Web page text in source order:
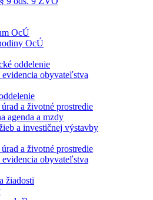
OcÚ
OcÚ
oddelenie
obyvateľstva
a životné prostredie
agenda a mzdy
a investičnej výstavby
a životné prostredie
obyvateľstva
žiadosti